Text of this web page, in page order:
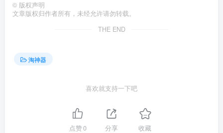
© 版权声明
文章版权归作者所有，未经允许请勿转载。
THE END
淘神器
喜欢就支持一下吧
点赞0 分享 收藏